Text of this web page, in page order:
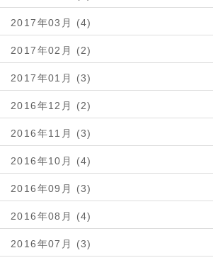
2017年03月 (4)
2017年02月 (2)
2017年01月 (3)
2016年12月 (2)
2016年11月 (3)
2016年10月 (4)
2016年09月 (3)
2016年08月 (4)
2016年07月 (3)